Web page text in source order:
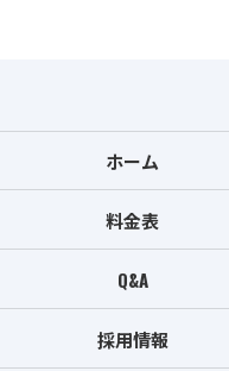
ホーム
料金表
Q&A
採用情報